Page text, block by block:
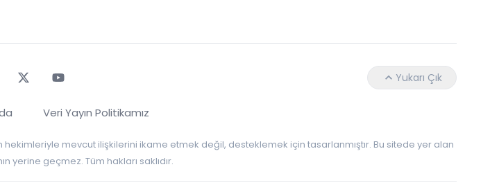
Yukarı Çık
Veri Yayın Politikamız
mevcut ilişkilerini ikame etmek değil, desteklemek için tasarlanmıştır. Bu sitede yer alan
yerine geçmez. Tüm hakları saklıdır.